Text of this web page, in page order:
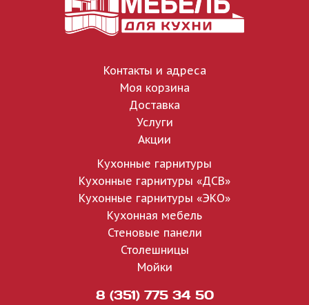
Контакты и адреса
Моя корзина
Доставка
Услуги
Акции
Кухонные гарнитуры
Кухонные гарнитуры «ДСВ»
Кухонные гарнитуры «ЭКО»
Кухонная мебель
Стеновые панели
Столешницы
Мойки
8 (351) 775 34 50